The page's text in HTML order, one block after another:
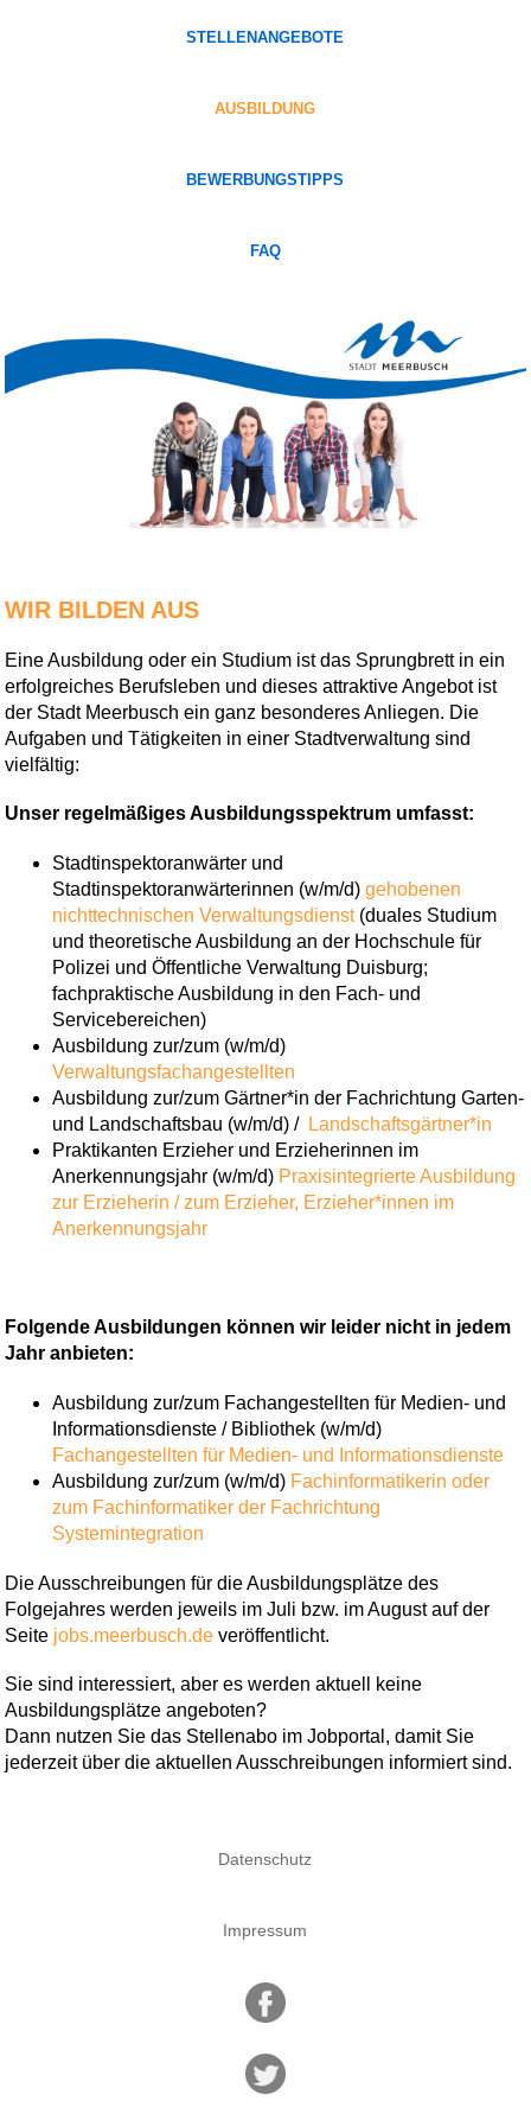
STELLENANGEBOTE
AUSBILDUNG
BEWERBUNGSTIPPS
FAQ
WIR BILDEN AUS
Eine Ausbildung oder ein Studium ist das Sprungbrett in ein
erfolgreiches Berufsleben und dieses attraktive Angebot ist
der Stadt Meerbusch ein ganz besonderes Anliegen. Die
Aufgaben und Tätigkeiten in einer Stadtverwaltung sind
vielfältig:
Unser regelmäßiges Ausbildungsspektrum umfasst:
Stadtinspektoranwärter und
Stadtinspektoranwärterinnen (w/m/d)gehobenen
nichttechnischen Verwaltungsdienst(duales Studium
und theoretische Ausbildung an der Hochschule für
Polizei und Öffentliche Verwaltung Duisburg;
fachpraktische Ausbildung in den Fach- und
Servicebereichen)
Ausbildung zur/zum (w/m/d)
Verwaltungsfachangestellten
Ausbildung zur/zum Gärtner*in der Fachrichtung Garten-
und Landschaftsbau (w/m/d) / Landschaftsgärtner*in
Praktikanten Erzieher und Erzieherinnen im
Anerkennungsjahr (w/m/d) Praxisintegrierte Ausbildung
zur Erzieherin / zum Erzieher, Erzieher*innen im
Anerkennungsjahr
Folgende Ausbildungen können wir leider nicht in jedem
Jahr anbieten:
Ausbildung zur/zum Fachangestellten für Medien- und
Informationsdienste / Bibliothek (w/m/d)
Fachangestellten für Medien- und Informationsdienste
Ausbildung zur/zum (w/m/d) Fachinformatikerin oder
zum Fachinformatiker der Fachrichtung
Systemintegration
Die Ausschreibungen für die Ausbildungsplätze des
Folgejahres werden jeweils im Juli bzw. im August auf der
Seite jobs.meerbusch.de veröffentlicht.
Sie sind interessiert, aber es werden aktuell keine
Ausbildungsplätze angeboten?
Dann nutzen Sie das Stellenabo im Jobportal, damit Sie
jederzeit über die aktuellen Ausschreibungen informiert sind.
Datenschutz
Impressum